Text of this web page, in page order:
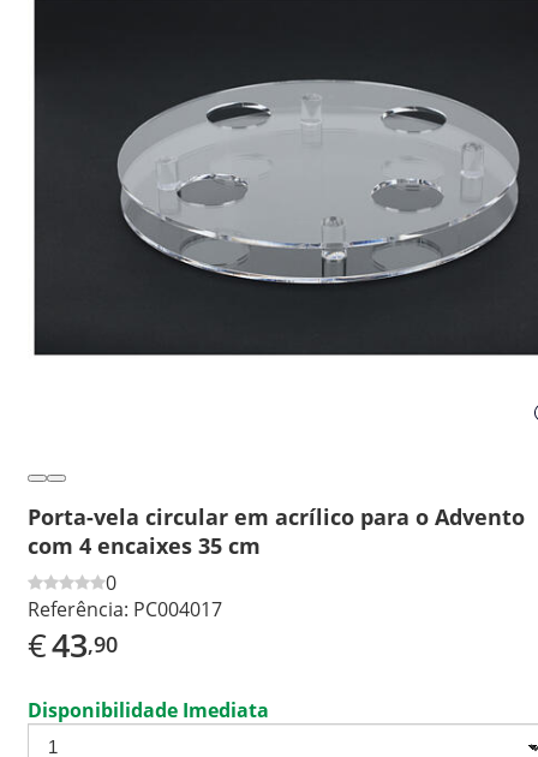
Porta-vela circular em acrílico para o Advento
com 4 encaixes 35 cm
0
Referência: PC004017
€43,90
Disponibilidade Imediata